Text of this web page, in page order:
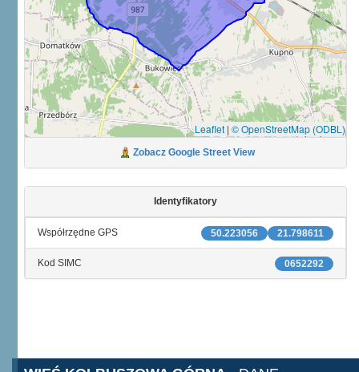
Leaflet | © OpenStreetMap (ODBL)
Zobacz Google Street View
Identyfikatory
21.798611
50.223056
Współrzędne GPS
0652292
Kod SIMC